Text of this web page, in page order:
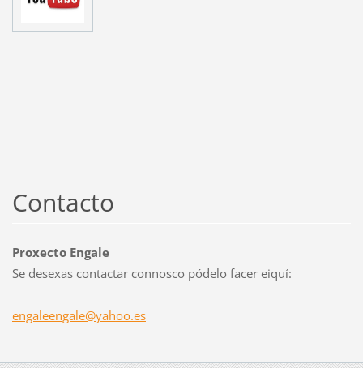
Contacto
Proxecto Engale
Se desexas contactar connosco pódelo facer eiquí:
engaleengale@yahoo.es